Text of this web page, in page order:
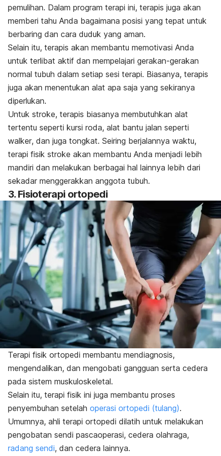
pemulihan. Dalam program terapi ini, terapis juga akan
memberi tahu Anda bagaimana posisi yang tepat untuk
berbaring dan cara duduk yang aman.
Selain itu, terapis akan membantu memotivasi Anda
untuk terlibat aktif dan mempelajari gerakan-gerakan
normal tubuh dalam setiap sesi terapi. Biasanya, terapis
juga akan menentukan alat apa saja yang sekiranya
diperlukan.
Untuk stroke, terapis biasanya membutuhkan alat
tertentu seperti kursi roda, alat bantu jalan seperti
walker, dan juga tongkat. Seiring berjalannya waktu,
terapi fisik stroke akan membantu Anda menjadi lebih
mandiri dan melakukan berbagai hal lainnya lebih dari
sekadar menggerakkan anggota tubuh.
3. Fisioterapi ortopedi
Terapi fisik ortopedi membantu mendiagnosis,
mengendalikan, dan mengobati gangguan serta cedera
pada sistem muskuloskeletal.
Selain itu, terapi fisik ini juga membantu proses
penyembuhan setelah operasi ortopedi (tulang).
Umumnya, ahli terapi ortopedi dilatih untuk melakukan
pengobatan sendi pascaoperasi, cedera olahraga,
radang sendi, dan cedera lainnya.